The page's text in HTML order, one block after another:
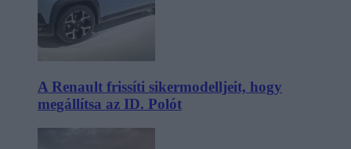
A Renault frissíti sikermodelljeit, hogy
megállítsa az ID. Polót